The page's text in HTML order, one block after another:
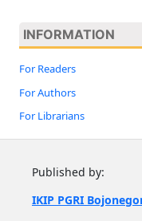
INFORMATION
For Readers
For Authors
For Librarians
Published by:
IKIP PGRI